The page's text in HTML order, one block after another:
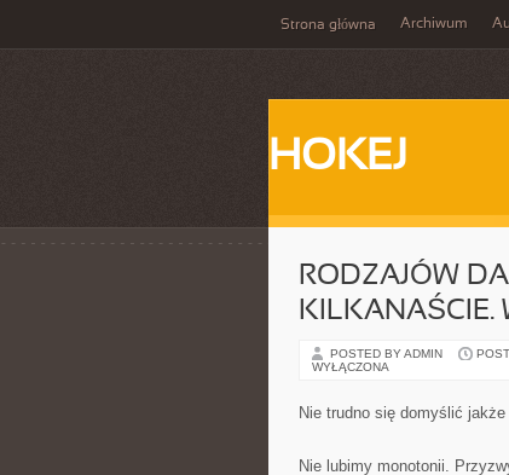
Strona główna Archiwum
HOKEJ
RODZAJÓW
KILKANAŚCIE.
POSTED BY ADMIN
WYŁĄCZONA
Nie trudno się domyślić
Nie lubimy monotonii.